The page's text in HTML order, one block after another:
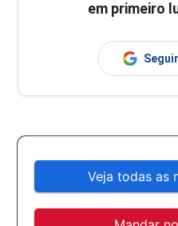
em primeiro
Veja todas as